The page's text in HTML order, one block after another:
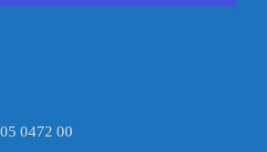
0472 00